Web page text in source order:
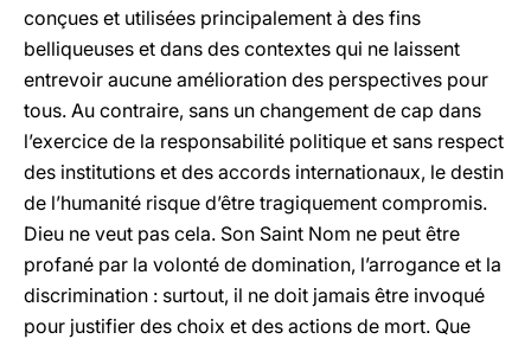
conçues et utilisées principalement à des fins
belliqueuses et dans des contextes qui ne laissent
entrevoir aucune amélioration des perspectives pour
tous. Au contraire, sans un changement de cap dans
l’exercice de la responsabilité politique et sans respect
des institutions et des accords internationaux, le destin
de l’humanité risque d’être tragiquement compromis.
Dieu ne veut pas cela. Son Saint Nom ne peut être
profané par la volonté de domination, l’arrogance et la
discrimination : surtout, il ne doit jamais être invoqué
pour justifier des choix et des actions de mort. Que